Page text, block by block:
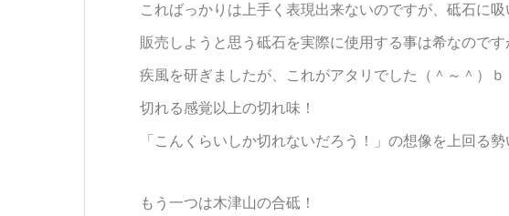
こればっかりは上手く表現出来ないのですが、砥石に吸
販売しようと思う砥石を実際に使用する事は希なのです
疾風を研ぎましたが、これがアタリでした（＾～＾）ｂ
切れる感覚以上の切れ味！
「こんくらいしか切れないだろう！」の想像を上回る勢
もう一つは木津山の合砥！